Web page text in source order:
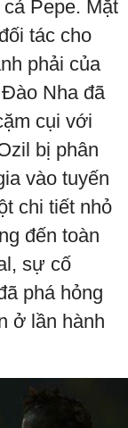
Pepe. Mặt
tác cho
phải của
Nha đã
cụi với
bị phân
vào tuyến
chi tiết nhỏ
đến toàn
sự cố
phá hỏng
ở lần hành